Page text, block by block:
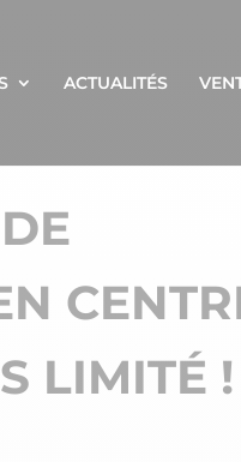
ACTUALITÉS
LIMITÉ !